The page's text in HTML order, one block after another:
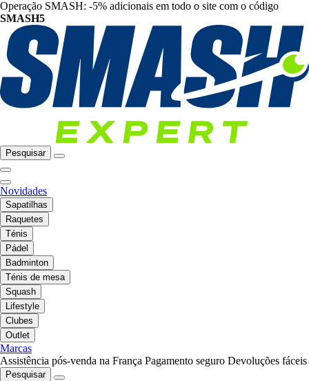
Operação SMASH: -5% adicionais em todo o site com o código
SMASH5
Pesquisar
Novidades
Sapatilhas
Raquetes
Ténis
Pádel
Badminton
Ténis de mesa
Squash
Lifestyle
Clubes
Outlet
Marcas
Assistência pós-venda na França Pagamento seguro Devoluções fáceis
Pesquisar